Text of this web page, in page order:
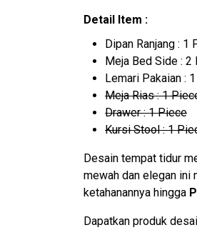
Detail Item :
Dipan Ranjang : 1
Meja Bed Side : 2
Lemari Pakaian :
Meja Rias : 1
Drawer : 1 Piece
Kursi Stool : 1
Desain tempat tidur
mewah dan elegan ini
ketahanannya hingga
Dapatkan produk